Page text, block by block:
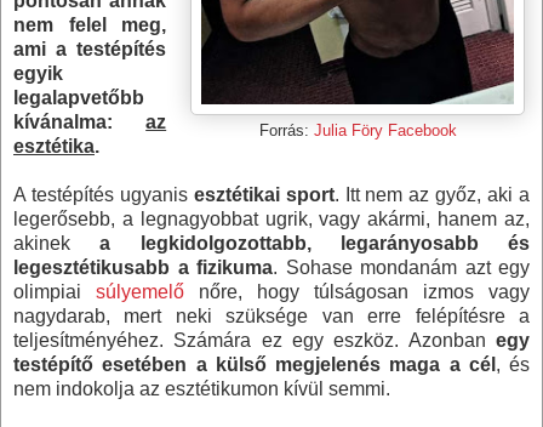
Forrás: Julia Föry Facebook
nem felel meg,
ami a testépítés
egyik
legalapvetőbb
kívánalma:az
esztétika.
A testépítés ugyanis esztétikai sport. Itt nem az győz, aki a
legerősebb, a legnagyobbat ugrik, vagy akármi, hanem az,
akineka legkidolgozottabb, legarányosabb és
legesztétikusabb a fizikuma. Sohase mondanám azt egy
olimpiai súlyemelő nőre, hogy túlságosan izmos vagy
nagydarab, mert neki szüksége van erre felépítésre a
teljesítményéhez. Számára ez egy eszköz. Azonban egy
testépítő esetében a külső megjelenés maga a cél , és
nem indokolja az esztétikumon kívül semmi.